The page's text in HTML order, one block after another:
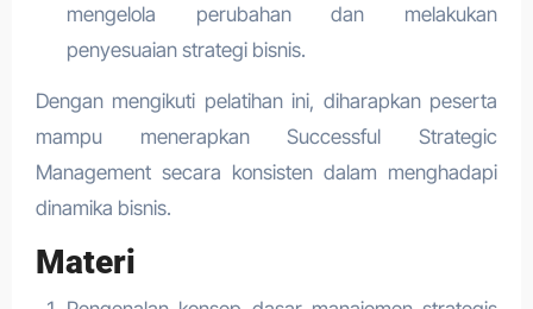
mengelola perubahan dan melakukan
penyesuaian strategi bisnis.
Dengan mengikuti pelatihan ini, diharapkan peserta
mampu menerapkan Successful Strategic
Management secara konsisten dalam menghadapi
dinamika bisnis.
Materi